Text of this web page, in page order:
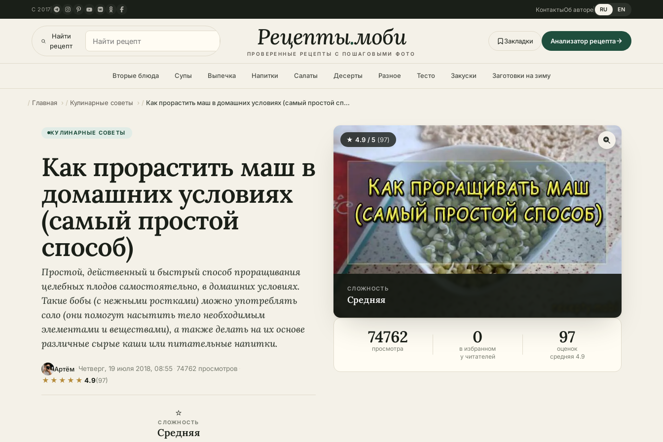
С 2017 КонтактыОб авторе RU EN
Найти
рецепт
Рецепты.моби
ПРОВЕРЕННЫЕ РЕЦЕПТЫ С ПОШАГОВЫМИ ФОТО
Закладки Анализатор рецепта
Вторые блюда Супы Выпечка Напитки Салаты Десерты Разное Тесто Закуски Заготовки на зиму
Главная Кулинарные советы Как прорастить маш в домашних условиях (самый простой способ)
★ 4.9 / 5 (97)
СЛОЖНОСТЬ
средняя
74762
просмотра
0
в избранном
у читателей
97
оценок
средняя 4.9
КУЛИНАРНЫЕ СОВЕТЫ
Как прорастить маш в
домашних условиях
(самый простой
способ)
Простой, действенный и быстрый способ проращивания
целебных плодов самостоятельно, в домашних условиях.
Такие бобы (с нежными ростками) можно употреблять
соло (они помогут насытить тело необходимым
элементами и веществами), а также делать на их основе
различные сырые каши или питательные напитки.
Артём Четверг, 19 июля 2018, 08:55 74762 просмотров
★ ★ ★ ★ ★ 4.9(97)
⭐
СЛОЖНОСТЬ
Средняя